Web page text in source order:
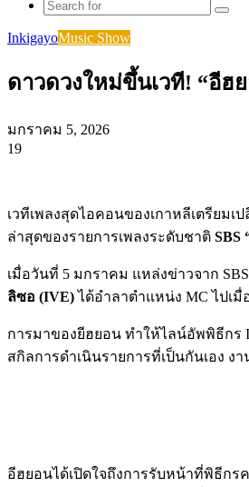
InkigayoMusic Show
ดาวดวงใหม่ขึ้นเวที! “อีฮ
มกราคม 5, 2026
19
เวทีเพลงสุดไอคอนของเกาหลีเตรียม
ล่าสุดของรายการเพลงระดับชาติ SBS
เมื่อวันที่ 5 มกราคม แหล่งข่าวจาก
ลิซอ (IVE)ได้อำลาตำแหน่ง MC ไปเ
การมาของยีฮยอน ทำให้ไลน์อัพพิธีกร
สกิลการดำเนินรายการที่เป็นกันเอง
อีฮยอนได้เปิดใจถึงการรับหน้าที่พิธีกร